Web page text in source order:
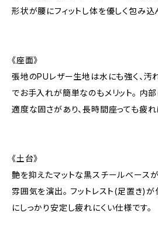
形状が腰にフィットし体を優しく包み込
《座面》
張地のPUレザー生地は水にも強く、汚
でお手入れが簡単なのもメリット。 内
適度な固さがあり、長時間座っても疲れ
《土台》
艶を抑えたマットな黒スチールベース
雰囲気を演出。 フットレスト(足置き)が
にしっかり安定し疲れにくい仕様です。